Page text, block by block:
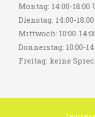
Montag: 14:00-18:00
Dienstag: 14:00-
Mittwoch: 10:00-
Donnerstag: 10:00-
Freitag: keine